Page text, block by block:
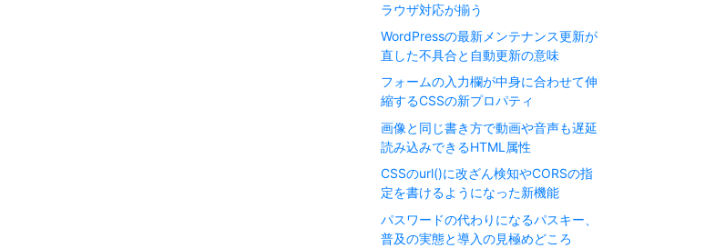
ラウザ対応が揃う
WordPressの最新メンテナンス更新が
直した不具合と自動更新の意味
フォームの入力欄が中身に合わせて伸
縮するCSSの新プロパティ
画像と同じ書き方で動画や音声も遅延
読み込みできるHTML属性
CSSのurl()に改ざん検知やCORSの指
定を書けるようになった新機能
パスワードの代わりになるパスキー、
普及の実態と導入の見極めどころ